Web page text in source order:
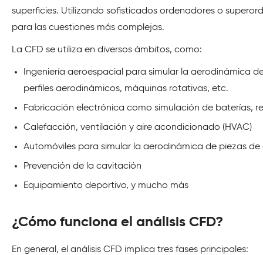
superficies. Utilizando sofisticados ordenadores o
para las cuestiones más complejas.
La CFD se utiliza en diversos ámbitos, como:
Ingeniería aeroespacial para simular la aerodinámica
perfiles aerodinámicos, máquinas rotativas, etc.
Fabricación electrónica como simulación de baterías,
Calefacción, ventilación y aire acondicionado (HVAC)
Automóviles para simular la aerodinámica de piezas
Prevención de la cavitación
Equipamiento deportivo, y mucho más
¿Cómo funciona el análisis CFD?
En general, el análisis CFD implica tres fases principales: